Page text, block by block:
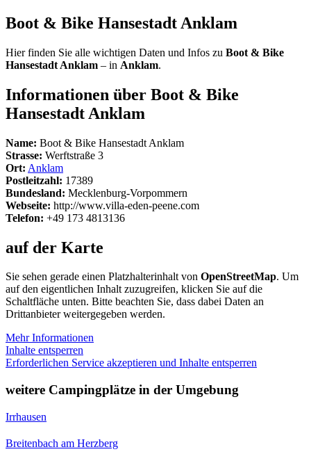
Boot & Bike Hansestadt Anklam
Hier finden Sie alle wichtigen Daten und Infos zu Boot & Bike
Hansestadt Anklam – in Anklam.
Informationen über Boot & Bike
Hansestadt Anklam
Name: Boot & Bike Hansestadt Anklam
Strasse: Werftstraße 3
Ort: Anklam
Postleitzahl: 17389
Bundesland: Mecklenburg-Vorpommern
Webseite: http://www.villa-eden-peene.com
Telefon: +49 173 4813136
auf der Karte
Sie sehen gerade einen Platzhalterinhalt von OpenStreetMap. Um
auf den eigentlichen Inhalt zuzugreifen, klicken Sie auf die
Schaltfläche unten. Bitte beachten Sie, dass dabei Daten an
Drittanbieter weitergegeben werden.
Mehr Informationen
Inhalte entsperren
Erforderlichen Service akzeptieren und Inhalte entsperren
weitere Campingplätze in der Umgebung
Irrhausen
Breitenbach am Herzberg